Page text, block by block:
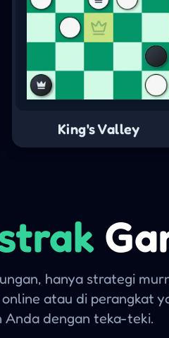
King's Valley
hanya strategi
atau di perangkat
dengan teka-teki.